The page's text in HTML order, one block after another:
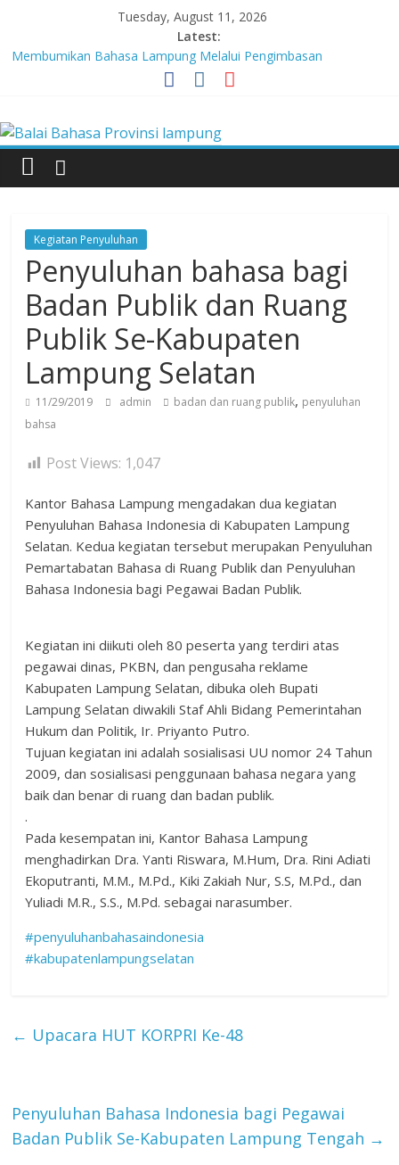
content
Tuesday, August 11, 2026
Latest:
Membumikan Bahasa Lampung Melalui Pengimbasan
Revitalisasi Bahasa Daerah
Lebih dari 5,5 Juta Buku Bacaan Bermutu Dikirim untuk Perkuat
Literasi Anak Indonesia
Tingkatkan Kolaborasi Melalui Festival Literasi Lampung
Babak Final Festival Musikalisasi Puisi Kembali Digelar
Balai
Bahasa
Provinsi
lampung
Badan
Pengembangan
dan
Pembinaan
Bahasa
Kegiatan Penyuluhan
Penyuluhan bahasa bagi
Badan Publik dan Ruang
Publik Se-Kabupaten
Lampung Selatan
11/29/2019 admin badan dan ruang publik, penyuluhan
bahsa
Post Views: 1,047
Kantor Bahasa Lampung mengadakan dua kegiatan
Penyuluhan Bahasa Indonesia di Kabupaten Lampung
Selatan. Kedua kegiatan tersebut merupakan Penyuluhan
Pemartabatan Bahasa di Ruang Publik dan Penyuluhan
Bahasa Indonesia bagi Pegawai Badan Publik.
Kegiatan ini diikuti oleh 80 peserta yang terdiri atas
pegawai dinas, PKBN, dan pengusaha reklame
Kabupaten Lampung Selatan, dibuka oleh Bupati
Lampung Selatan diwakili Staf Ahli Bidang Pemerintahan
Hukum dan Politik, Ir. Priyanto Putro.
Tujuan kegiatan ini adalah sosialisasi UU nomor 24 Tahun
2009, dan sosialisasi penggunaan bahasa negara yang
baik dan benar di ruang dan badan publik.
.
Pada kesempatan ini, Kantor Bahasa Lampung
menghadirkan Dra. Yanti Riswara, M.Hum, Dra. Rini Adiati
Ekoputranti, M.M., M.Pd., Kiki Zakiah Nur, S.S, M.Pd., dan
Yuliadi M.R., S.S., M.Pd. sebagai narasumber.
#penyuluhanbahasaindonesia
#kabupatenlampungselatan
← Upacara HUT KORPRI Ke-48
Penyuluhan Bahasa Indonesia bagi Pegawai
Badan Publik Se-Kabupaten Lampung Tengah →